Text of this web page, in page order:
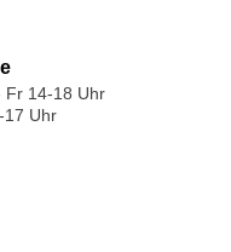
Fr 14-18 Uhr
17 Uhr